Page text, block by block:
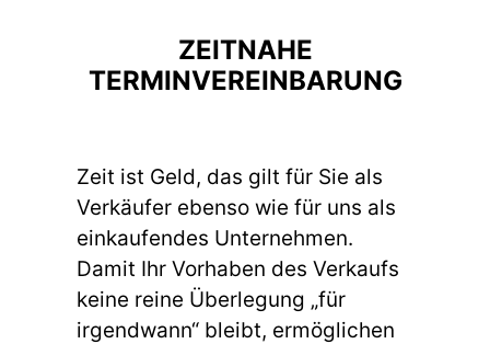
ZEITNAHE
TERMINVEREINBARUNG
Zeit ist Geld, das gilt für Sie als
Verkäufer ebenso wie für uns als
einkaufendes Unternehmen.
Damit Ihr Vorhaben des Verkaufs
keine reine Überlegung „für
irgendwann“ bleibt, ermöglichen